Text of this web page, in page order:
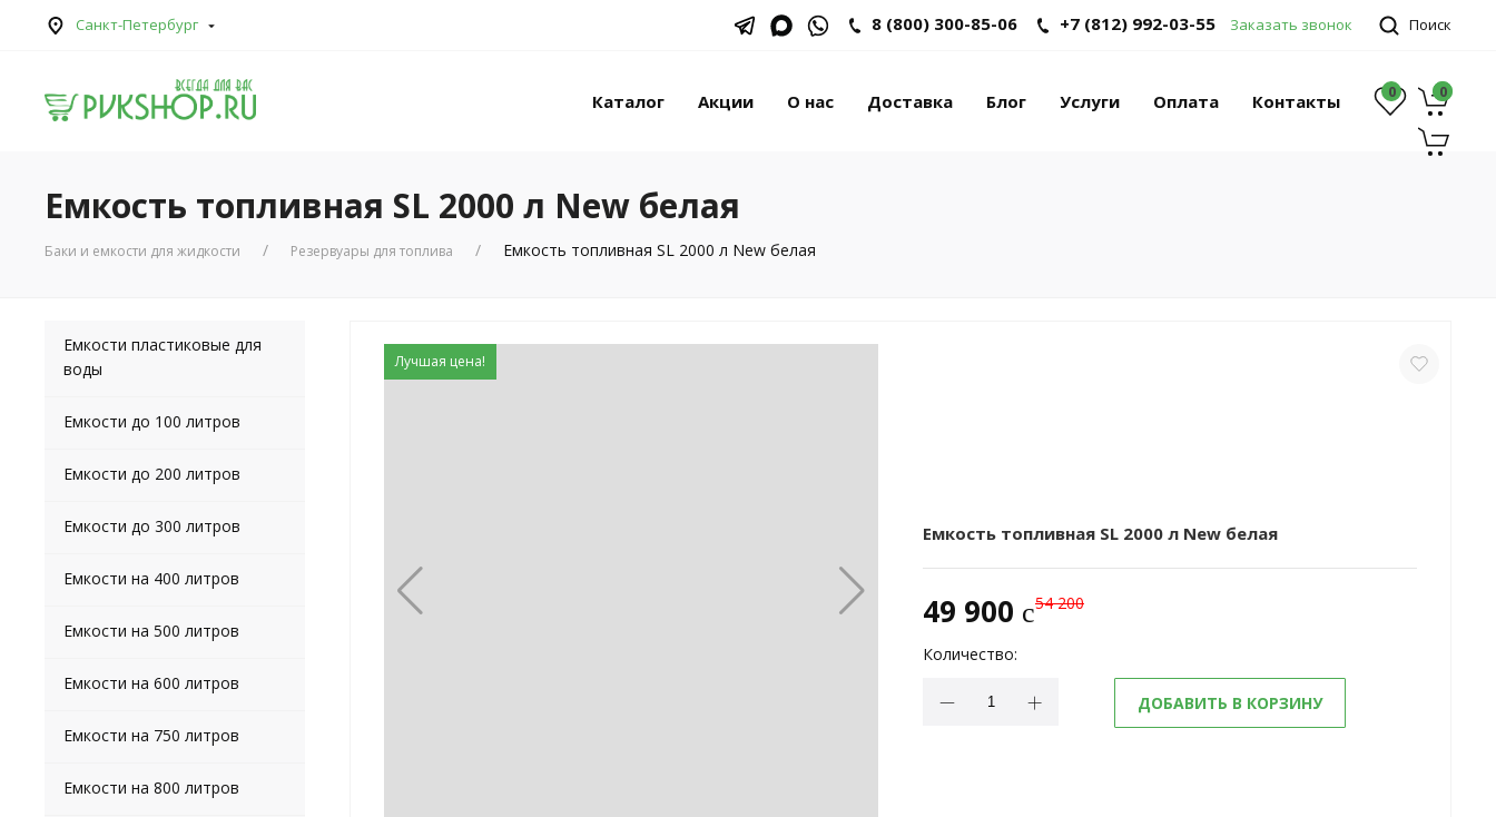
Санкт-Петербург 8 (800) 300-85-06 +7 (812) 992-03-55 Заказать звонок Поиск
Каталог Акции О нас Доставка Блог Услуги Оплата Контакты 0 0
0
Емкость топливная SL 2000 л New белая
Баки и емкости для жидкости Резервуары для топлива Емкость топливная SL 2000 л New белая
Емкости пластиковые для
воды
Емкости до 100 литров
Емкости до 200 литров
Емкости до 300 литров
Емкости на 400 литров
Емкости на 500 литров
Емкости на 600 литров
Емкости на 750 литров
Емкости на 800 литров
Лучшая цена!
Емкость топливная SL 2000 л New белая
49 900 c54 200
Количество:
ДОБАВИТЬ В КОРЗИНУ